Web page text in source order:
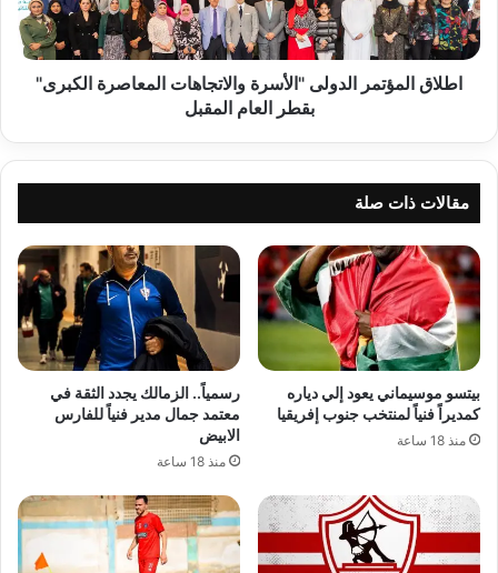
الكبرى"
بقطر
العام
المقبل
اطلاق المؤتمر الدولى "الأسرة والاتجاهات المعاصرة الكبرى"
بقطر العام المقبل
مقالات ذات صلة
بيتسو موسيماني يعود إلي دياره
كمديراً فنياً لمنتخب جنوب إفريقيا
منذ 18 ساعة
رسمياً.. الزمالك يجدد الثقة في
معتمد جمال مدير فنياً للفارس
الابيض
منذ 18 ساعة